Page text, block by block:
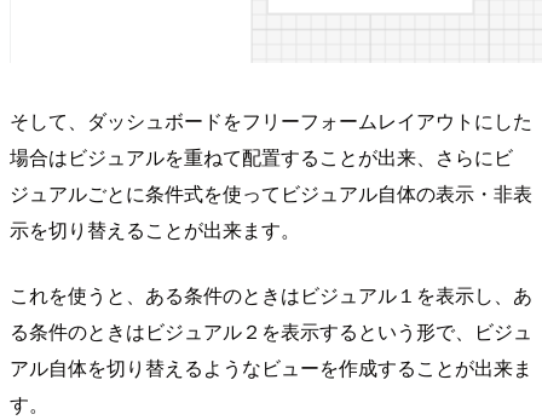
そして、ダッシュボードをフリーフォームレイアウトにした
場合はビジュアルを重ねて配置することが出来、さらにビ
ジュアルごとに条件式を使ってビジュアル自体の表示・非表
示を切り替えることが出来ます。
これを使うと、ある条件のときはビジュアル１を表示し、あ
る条件のときはビジュアル２を表示するという形で、ビジュ
アル自体を切り替えるようなビューを作成することが出来ま
す。